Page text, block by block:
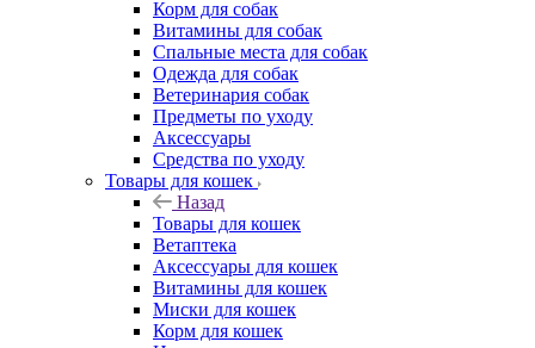
Корм для собак
Витамины для собак
Спальные места для собак
Одежда для собак
Ветеринария собак
Предметы по уходу
Аксессуары
Средства по уходу
Товары для кошек
Назад
Товары для кошек
Ветаптека
Аксессуары для кошек
Витамины для кошек
Миски для кошек
Корм для кошек